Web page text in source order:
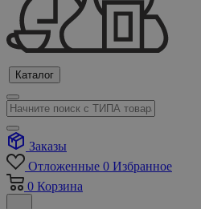
Каталог
Заказы
Отложенные 0 Избранное
0 Корзина